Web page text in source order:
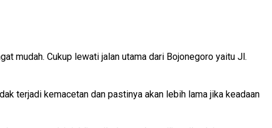
mudah. Cukup lewati jalan utama dari Bojonegoro yaitu Jl.
terjadi kemacetan dan pastinya akan lebih lama jika keadaan